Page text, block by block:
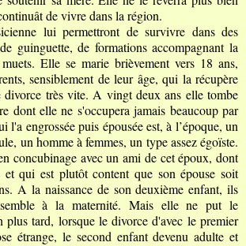
de vivre dans la région.
lui permettront de survivre dans des
guinguette, de formations accompagnant la
Elle se marie brièvement vers 18 ans,
sensiblement de leur âge, qui la récupère
divorce très vite. A vingt deux ans elle tombe
dont elle ne s'occupera jamais beaucoup par
l'a engrossée puis épousée est, à l’époque, un
un homme à femmes, un type assez égoïste.
concubinage avec un ami de cet époux, dont
qui est plutôt content que son épouse soit
A la naissance de son deuxième enfant, ils
à la maternité. Mais elle ne put le
plus tard, lorsque le divorce d'avec le premier
étrange, le second enfant devenu adulte et